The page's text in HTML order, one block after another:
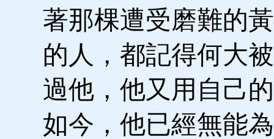
著那棵遭受磨難的
的人，都記得何大
過他，他又用自己
如今，他已經無能